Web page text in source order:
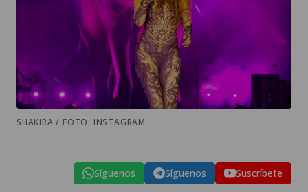
SHAKIRA / FOTO: INSTAGRAM
Síguenos Síguenos Suscríbete